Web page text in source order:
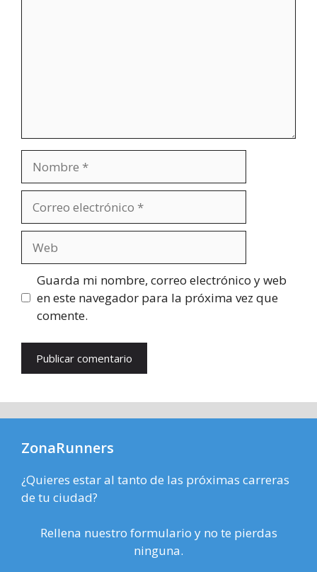
electrónico
Guarda mi nombre, correo electrónico y web
en este navegador para la próxima vez que
comente.
ZonaRunners
¿Quieres estar al tanto de las próximas carreras
de tu ciudad?
Rellena nuestro formulario y no te pierdas
ninguna.